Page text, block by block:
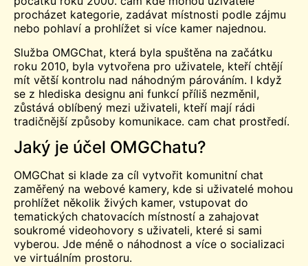
procházet kategorie, zadávat místnosti podle zájmu
nebo pohlaví a prohlížet si více kamer najednou.
Služba OMGChat, která byla spuštěna na začátku
roku 2010, byla vytvořena pro uživatele, kteří chtějí
mít větší kontrolu nad náhodným párováním. I když
se z hlediska designu ani funkcí příliš nezměnil,
zůstává oblíbený mezi uživateli, kteří mají rádi
tradičnější způsoby komunikace. cam chat prostředí.
Jaký je účel OMGChatu?
OMGChat si klade za cíl vytvořit komunitní chat
zaměřený na webové kamery, kde si uživatelé mohou
prohlížet několik živých kamer, vstupovat do
tematických chatovacích místností a zahajovat
soukromé videohovory s uživateli, které si sami
vyberou. Jde méně o náhodnost a více o socializaci
ve virtuálním prostoru.